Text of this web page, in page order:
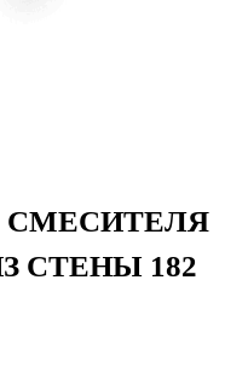
СМЕСИТЕЛЯ
СТЕНЫ 182